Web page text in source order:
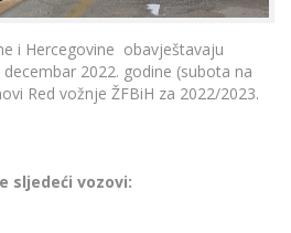
i Hercegovine obavještavaju
2022. godine (subota na
Red vožnje ŽFBiH za 2022/2023.
sljedeći vozovi: